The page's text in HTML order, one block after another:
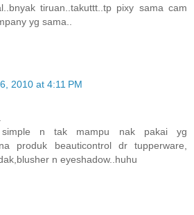
tiruan..takuttt..tp pixy sama cam
yg sama..
2010 at 4:11 PM
n tak mampu nak pakai yg
produk beauticontrol dr tupperware,
n eyeshadow..huhu